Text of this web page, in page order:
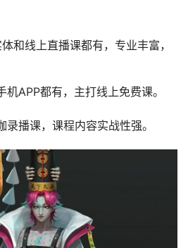
和线上直播课都有，专业丰富，
APP都有，主打线上免费课。
播课，课程内容实战性强。